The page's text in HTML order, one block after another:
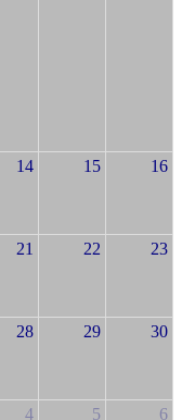
14 15 16
21 22 23
28 29 30
4 5 6